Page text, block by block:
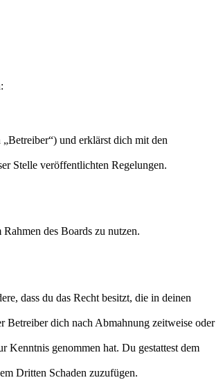
und erklärst dich mit den
Stelle veröffentlichten Regelungen.
des Boards zu nutzen.
dass du das Recht besitzt, die in deinen
Betreiber dich nach Abmahnung zeitweise oder
Kenntnis genommen hat. Du gestattest dem
Dritten Schaden zuzufügen.